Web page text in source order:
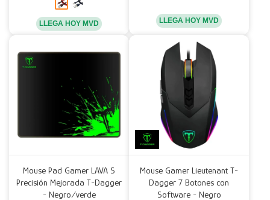
LLEGA HOY MVD LLEGA HOY MVD
Mouse Pad Gamer LAVA S
Precisión Mejorada T-Dagger
- Negro/verde
Mouse Gamer Lieutenant T-
Dagger 7 Botones con
Software - Negro